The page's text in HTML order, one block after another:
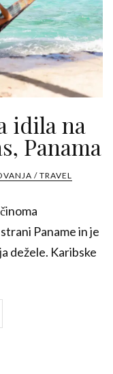
idila na
Panama
/ TRAVEL
Paname in je
dežele. Karibske